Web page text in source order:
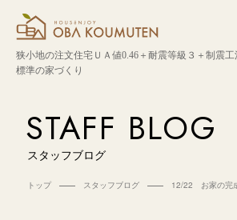
狭小地の注文住宅ＵＡ値0.46＋耐震等級３＋制震工
標準の家づくり
STAFF BLOG
スタッフブログ
トップ スタッフブログ 12/22 お家の完